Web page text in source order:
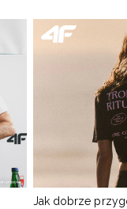
Jak dobrze